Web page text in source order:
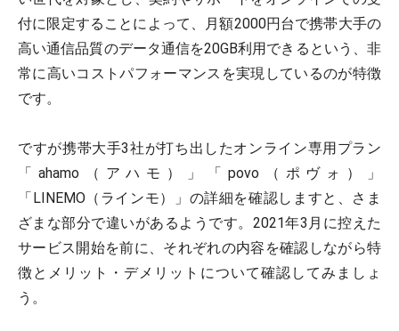
付に限定することによって、月額2000円台で携帯大手の
高い通信品質のデータ通信を20GB利用できるという、非
常に高いコストパフォーマンスを実現しているのが特徴
です。
ですが携帯大手3社が打ち出したオンライン専用プラン
「ahamo（アハモ）」「povo（ポヴォ）」
「LINEMO（ラインモ）」の詳細を確認しますと、さま
ざまな部分で違いがあるようです。2021年3月に控えた
サービス開始を前に、それぞれの内容を確認しながら特
徴とメリット・デメリットについて確認してみましょ
う。